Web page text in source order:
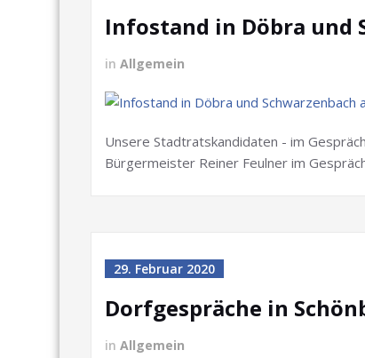
Infostand in Döbra und
in Allgemein
Unsere Stadtratskandidaten - im
Bürgermeister Reiner Feulner im
29. Februar 2020
Dorfgespräche in
in Allgemein